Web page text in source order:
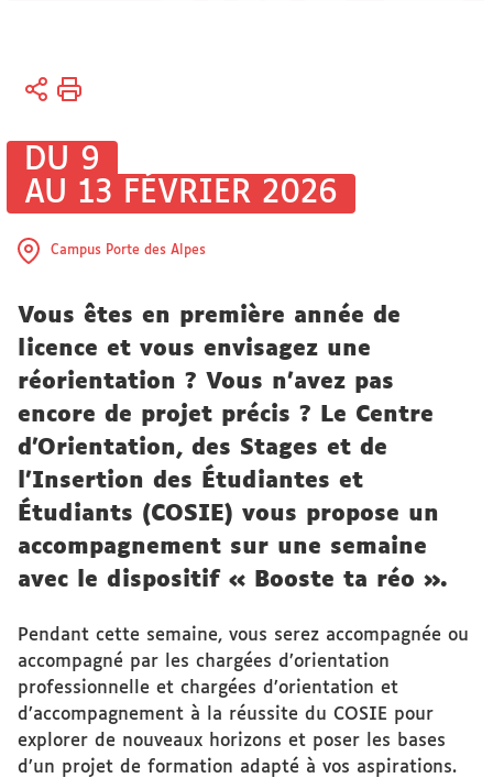
Vous
Accueil
Actualités
universitaires
DU 9
AU 13 FÉVRIER 2026
Campus Porte des Alpes
Vous êtes en première année de
licence et vous envisagez une
réorientation ? Vous n’avez pas
encore de projet précis ? Le Centre
d'Orientation, des Stages et de
l'Insertion des Étudiantes et
Étudiants (COSIE) vous propose un
accompagnement sur une semaine
avec le dispositif « Booste ta réo ».
Pendant cette semaine, vous serez accompagnée ou
accompagné par les chargées d’orientation
professionnelle et chargées d’orientation et
d’accompagnement à la réussite du COSIE pour
explorer de nouveaux horizons et poser les bases
d’un projet de formation adapté à vos aspirations.